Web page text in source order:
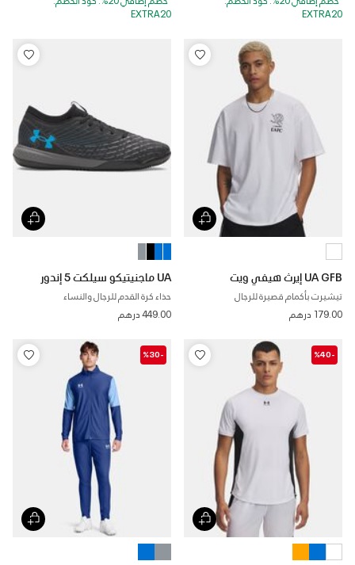
EXTRA20
EXTRA20
UA GFB إيرث هيفي ويت
تيشيرت بأكمام قصيرة للرجال
179.00 درهم
UA ماجنيتيكو سيلكت 5 إندور
حذاء كرة القدم للرجال والنساء
449.00 درهم
-%40
-%30